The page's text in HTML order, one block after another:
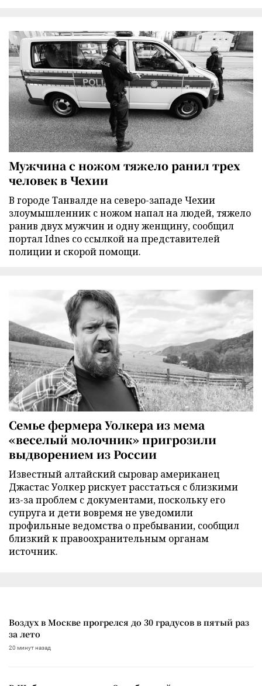
Мужчина с ножом тяжело ранил трех
человек в Чехии
В городе Танвалде на северо-западе Чехии
злоумышленник с ножом напал на людей, тяжело
ранив двух мужчин и одну женщину, сообщил
портал Idnes со ссылкой на представителей
полиции и скорой помощи.
Семье фермера Уолкера из мема
«веселый молочник» пригрозили
выдворением из России
Известный алтайский сыровар американец
Джастас Уолкер рискует расстаться с близкими
из-за проблем с документами, поскольку его
супруга и дети вовремя не уведомили
профильные ведомства о пребывании, сообщил
близкий к правоохранительным органам
источник.
Воздух в Москве прогрелся до 30 градусов в пятый раз
за лето
20 минут назад